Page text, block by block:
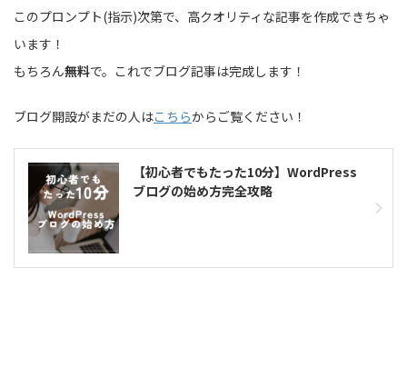
このプロンプト(指示)次第で、高クオリティな記事を作成できちゃ
います！
もちろん無料で。これでブログ記事は完成します！
ブログ開設がまだの人はこちらからご覧ください！
【初心者でもたった10分】WordPress
ブログの始め方完全攻略